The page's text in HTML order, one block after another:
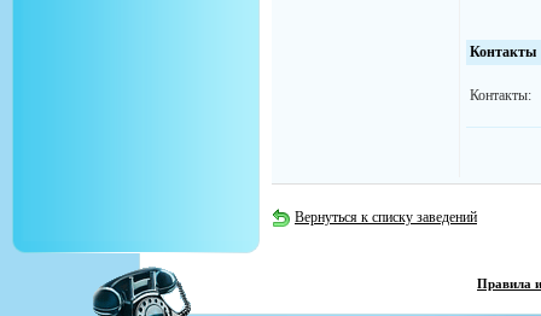
Контакты
Контакты:
Вернуться к списку заведений
Правила